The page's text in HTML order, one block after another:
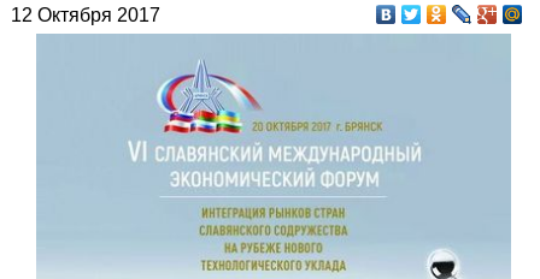
12 Октября 2017